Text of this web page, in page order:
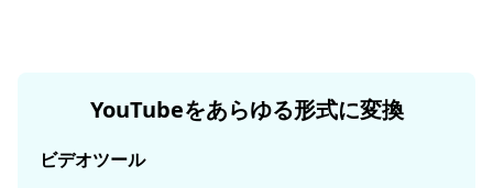
YouTubeをあらゆる形式に変換
ビデオツール